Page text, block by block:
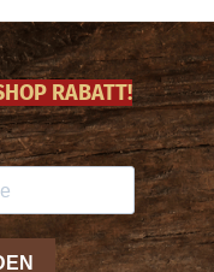
RABATT!